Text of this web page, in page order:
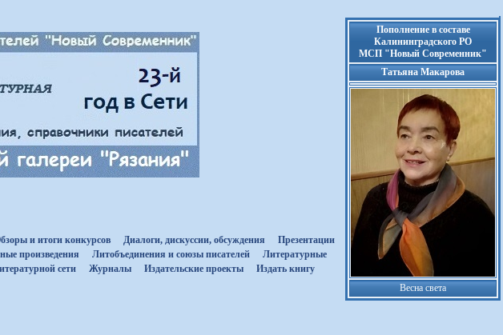
и итоги конкурсов Диалоги, дискуссии, обсуждения
Презентации
произведения Литобъединения и союзы писателей
Литературные
сети Журналы Издательские проекты Издать книгу
Пополнение в составе
Калининградского РО
МСП "Новый Современник"
Татьяна Макарова
Весна света